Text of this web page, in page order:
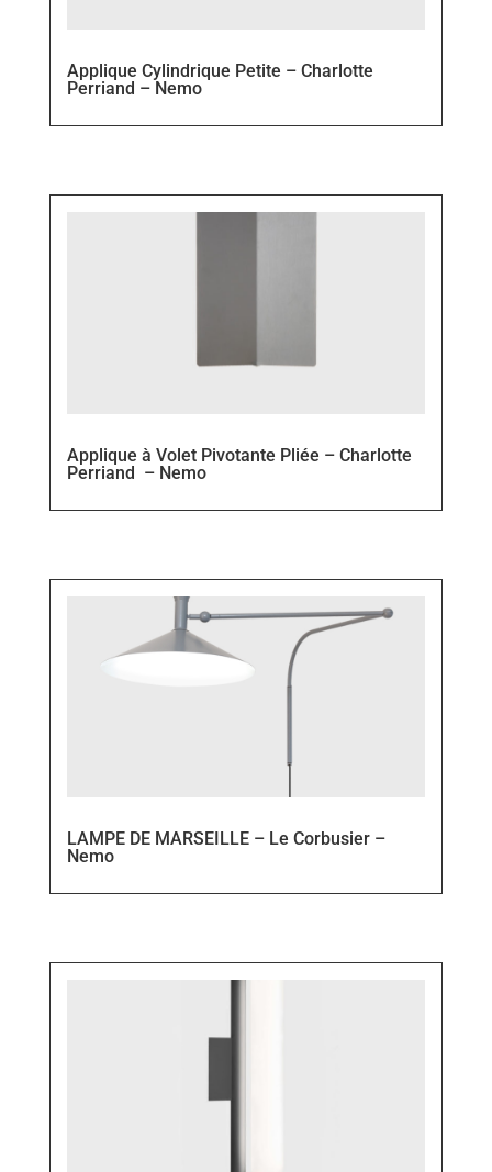
Applique Cylindrique Petite – Charlotte
Perriand – Nemo
Applique à Volet Pivotante Pliée – Charlotte
Perriand – Nemo
LAMPE DE MARSEILLE – Le Corbusier –
Nemo